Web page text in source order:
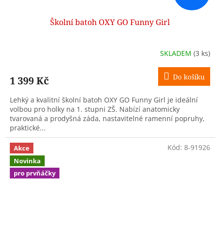
Školní batoh OXY GO Funny Girl
SKLADEM (3 ks)
1 399 Kč Do košíku
Lehký a kvalitní školní batoh OXY GO Funny Girl je ideální
volbou pro holky na 1. stupni ZŠ. Nabízí anatomicky
tvarovaná a prodyšná záda, nastavitelné ramenní popruhy,
praktické...
Akce
Novinka
pro prvňáčky
Kód: 8-91926